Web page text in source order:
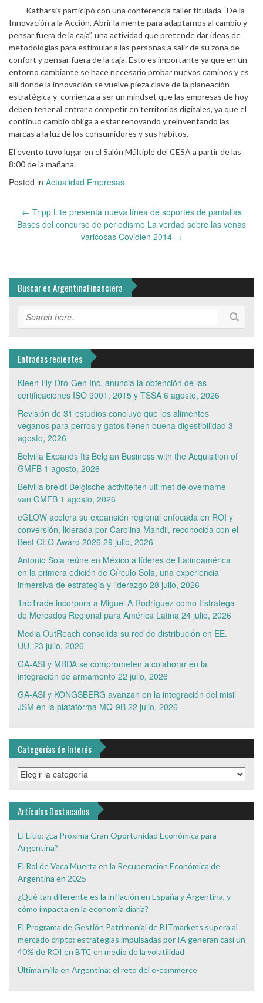
– Katharsis participó con una conferencia taller titulada “De la
Innovación a la Acción. Abrir la mente para adaptarnos al cambio y
pensar fuera de la caja”, una actividad que pretende dar ideas de
metodologías para estimular a las personas a salir de su zona de
confort y pensar fuera de la caja. Esto es importante ya que en un
entorno cambiante se hace necesario probar nuevos caminos y es
allí donde la innovación se vuelve pieza clave de la planeación
estratégica y comienza a ser un mindset que las empresas de hoy
deben tener al entrar a competir en territorios digitales, ya que el
continuo cambio obliga a estar renovando y reinventando las
marcas a la luz de los consumidores y sus hábitos.
El evento tuvo lugar en el Salón Múltiple del CESA a partir de las
8:00 de la mañana.
Posted in Actualidad Empresas
Post
navigation
← Tripp Lite presenta nueva línea de soportes de pantallas
Bases del concurso de periodismo La verdad sobre las venas
varicosas Covidien 2014 →
Buscar en ArgentinaFinanciera
Entradas recientes
Kleen-Hy-Dro-Gen Inc. anuncia la obtención de las
certificaciones ISO 9001: 2015 y TSSA 6 agosto, 2026
Revisión de 31 estudios concluye que los alimentos
veganos para perros y gatos tienen buena digestibilidad 3
agosto, 2026
Belvilla Expands Its Belgian Business with the Acquisition of
GMFB 1 agosto, 2026
Belvilla breidt Belgische activiteiten uit met de overname
van GMFB 1 agosto, 2026
eGLOW acelera su expansión regional enfocada en ROI y
conversión, liderada por Carolina Mandil, reconocida con el
Best CEO Award 2026 29 julio, 2026
Antonio Sola reúne en México a líderes de Latinoamérica
en la primera edición de Círculo Sola, una experiencia
inmersiva de estrategia y liderazgo 28 julio, 2026
TabTrade incorpora a Miguel A Rodríguez como Estratega
de Mercados Regional para América Latina 24 julio, 2026
Media OutReach consolida su red de distribución en EE.
UU. 23 julio, 2026
GA-ASI y MBDA se comprometen a colaborar en la
integración de armamento 22 julio, 2026
GA-ASI y KONGSBERG avanzan en la integración del misil
JSM en la plataforma MQ-9B 22 julio, 2026
Categorías de Interés
Categorías
de
Artículos Destacados
El Litio: ¿La Próxima Gran Oportunidad Económica para
Argentina?
El Rol de Vaca Muerta en la Recuperación Económica de
Argentina en 2025
¿Qué tan diferente es la inflación en España y Argentina, y
cómo impacta en la economía diaria?
El Programa de Gestión Patrimonial de BITmarkets supera al
mercado cripto: estrategias impulsadas por IA generan casi un
40% de ROI en BTC en medio de la volatilidad
Última milla en Argentina: el reto del e-commerce